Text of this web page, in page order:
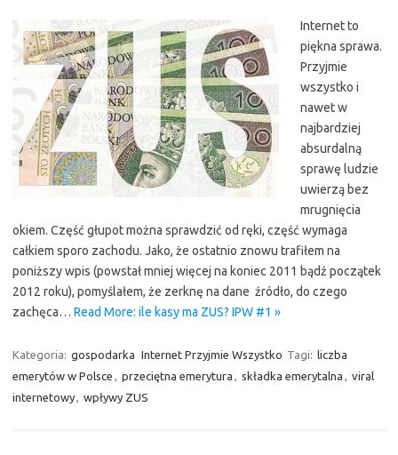
Internet to
piękna sprawa.
Przyjmie
wszystko i
nawet w
najbardziej
absurdalną
sprawę ludzie
uwierzą bez
mrugnięcia
okiem. Część głupot można sprawdzić od ręki, część wymaga
całkiem sporo zachodu. Jako, że ostatnio znowu trafiłem na
poniższy wpis (powstał mniej więcej na koniec 2011 bądź początek
2012 roku), pomyślałem, że zerknę na dane źródło, do czego
zachęca… Read More: ile kasy ma ZUS? IPW #1 »
Kategoria: gospodarka Internet Przyjmie Wszystko Tagi: liczba
emerytów w Polsce , przeciętna emerytura , składka emerytalna , viral
internetowy, wpływy ZUS